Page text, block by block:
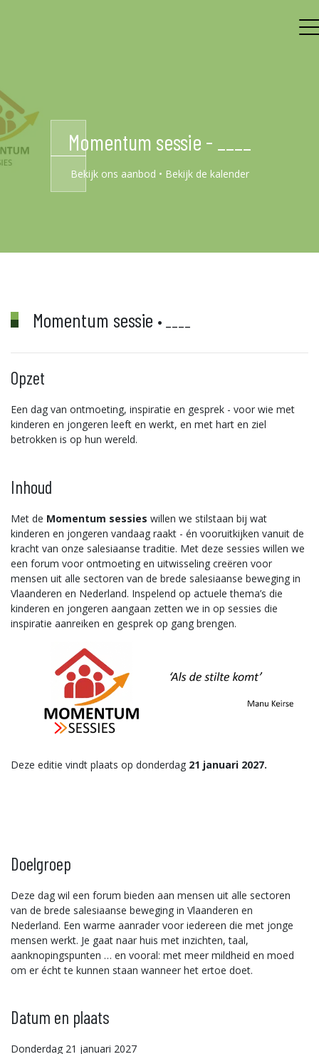
Momentum sessie - ____
Bekijk ons aanbod • Bekijk de kalender
Momentum sessie • ____
Opzet
Een dag van ontmoeting, inspiratie en gesprek - voor wie met
kinderen en jongeren leeft en werkt, en met hart en ziel
betrokken is op hun wereld.
Inhoud
Met de Momentum sessies willen we stilstaan bij wat
kinderen en jongeren vandaag raakt - én vooruitkijken vanuit de
kracht van onze salesiaanse traditie. Met deze sessies willen we
een forum voor ontmoeting en uitwisseling creëren voor
mensen uit alle sectoren van de brede salesiaanse beweging in
Vlaanderen en Nederland. Inspelend op actuele thema’s die
kinderen en jongeren aangaan zetten we in op sessies die
inspiratie aanreiken en gesprek op gang brengen.
Deze editie vindt plaats op donderdag 21 januari 2027.
Doelgroep
Deze dag wil een forum bieden aan mensen uit alle sectoren
van de brede salesiaanse beweging in Vlaanderen en
Nederland. Een warme aanrader voor iedereen die met jonge
mensen werkt. Je gaat naar huis met inzichten, taal,
aanknopingspunten … en vooral: met meer mildheid en moed
om er écht te kunnen staan wanneer het ertoe doet.
Datum en plaats
Donderdag 21 januari 2027